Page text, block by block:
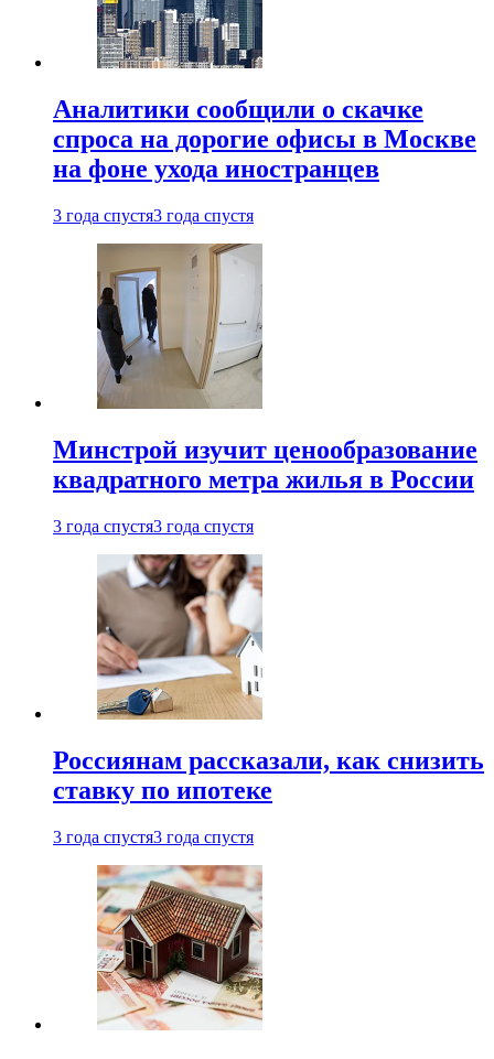
Аналитики сообщили о скачке
спроса на дорогие офисы в Москве
на фоне ухода иностранцев
3 года спустя3 года спустя
Минстрой изучит ценообразование
квадратного метра жилья в России
3 года спустя3 года спустя
Россиянам рассказали, как снизить
ставку по ипотеке
3 года спустя3 года спустя